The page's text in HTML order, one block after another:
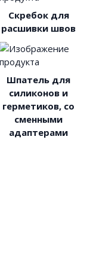
Скребок для
расшивки швов
Шпатель для
силиконов и
герметиков, со
сменными
адаптерами